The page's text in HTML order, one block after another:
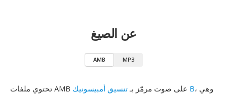
عن الصيغ
AMB MP3
تحتوي ملفات AMB على صوت مرمّز بـ تنسيق أمبيسونيك B، وهي